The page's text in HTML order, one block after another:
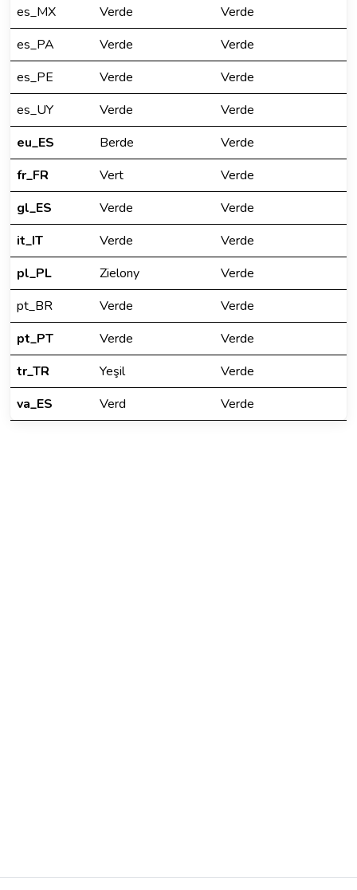
es_MX
Verde
Verde
es_PA
Verde
Verde
es_PE
Verde
Verde
es_UY
Verde
Verde
eu_ES
Berde
Verde
fr_FR
Vert
Verde
gl_ES
Verde
Verde
it_IT
Verde
Verde
pl_PL
Zielony
Verde
pt_BR
Verde
Verde
pt_PT
Verde
Verde
tr_TR
Yeşil
Verde
va_ES
Verd Verde